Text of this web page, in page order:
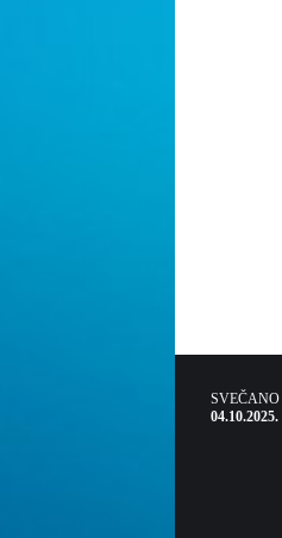
SVEČANO
04.10.2025.